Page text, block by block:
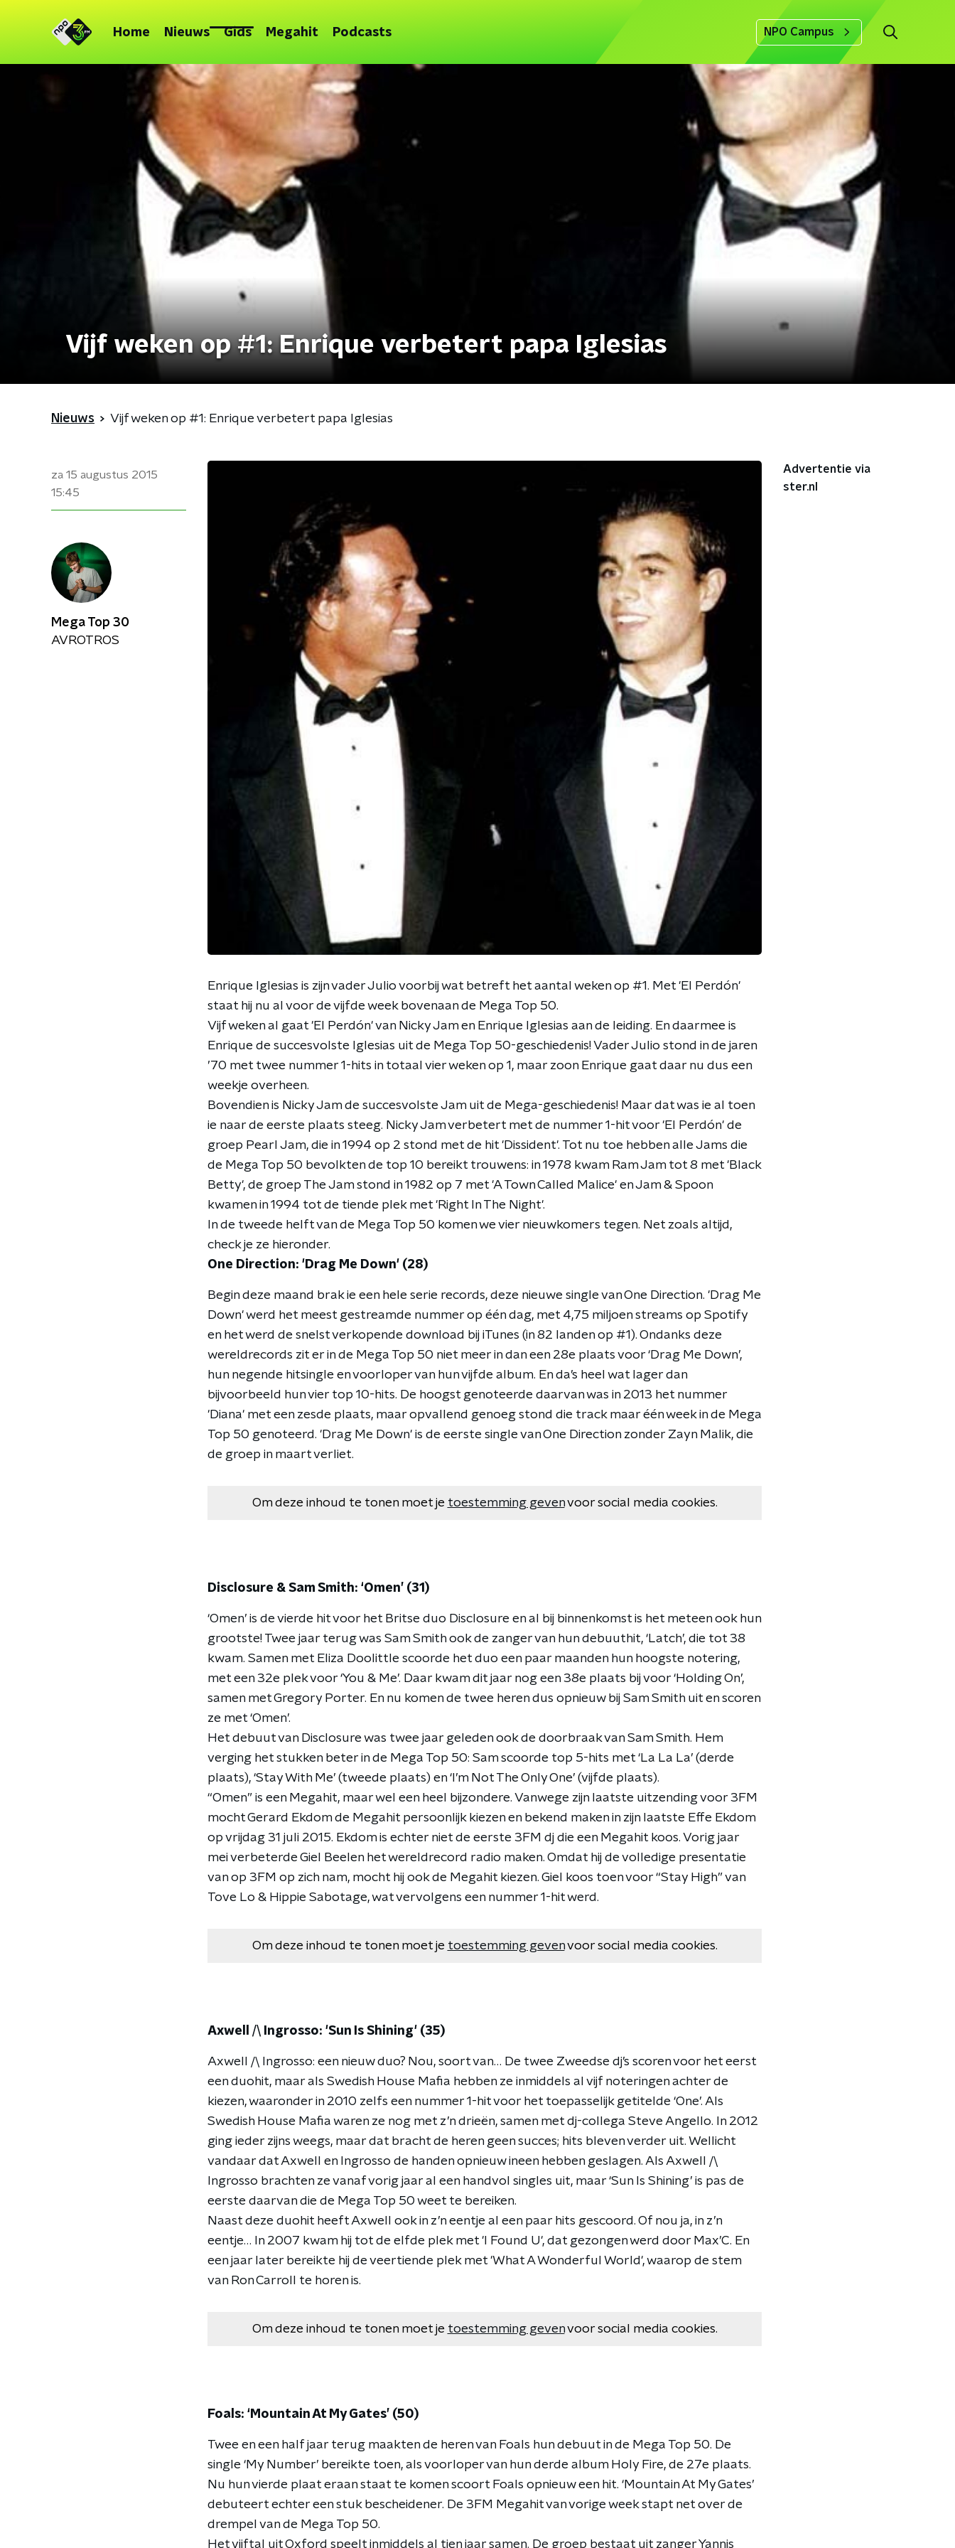
Home Nieuws Gids Megahit Podcasts NPO Campus
Vijf weken op #1: Enrique verbetert papa Iglesias
Nieuws Vijf weken op #1: Enrique verbetert papa Iglesias
za 15 augustus 2015
15:45
Enrique Iglesias is zijn vader Julio voorbij wat betreft het aantal weken op #1. Met 'El Perdón'
staat hij nu al voor de vijfde week bovenaan de Mega Top 50.
Vijf weken al gaat 'El Perdón' van Nicky Jam en Enrique Iglesias aan de leiding. En daarmee is
Enrique de succesvolste Iglesias uit de Mega Top 50-geschiedenis! Vader Julio stond in de jaren
’70 met twee nummer 1-hits in totaal vier weken op 1, maar zoon Enrique gaat daar nu dus een
weekje overheen.
Bovendien is Nicky Jam de succesvolste Jam uit de Mega-geschiedenis! Maar dat was ie al toen
ie naar de eerste plaats steeg. Nicky Jam verbetert met de nummer 1-hit voor 'El Perdón' de
groep Pearl Jam, die in 1994 op 2 stond met de hit 'Dissident'. Tot nu toe hebben alle Jams die
de Mega Top 50 bevolkten de top 10 bereikt trouwens: in 1978 kwam Ram Jam tot 8 met 'Black
Betty', de groep The Jam stond in 1982 op 7 met 'A Town Called Malice' en Jam & Spoon
kwamen in 1994 tot de tiende plek met 'Right In The Night'.
In de tweede helft van de Mega Top 50 komen we vier nieuwkomers tegen. Net zoals altijd,
check je ze hieronder.
One Direction: 'Drag Me Down' (28)
Begin deze maand brak ie een hele serie records, deze nieuwe single van One Direction. 'Drag Me
Down' werd het meest gestreamde nummer op één dag, met 4,75 miljoen streams op Spotify
en het werd de snelst verkopende download bij iTunes (in 82 landen op #1). Ondanks deze
wereldrecords zit er in de Mega Top 50 niet meer in dan een 28e plaats voor ‘Drag Me Down’,
hun negende hitsingle en voorloper van hun vijfde album. En da’s heel wat lager dan
bijvoorbeeld hun vier top 10-hits. De hoogst genoteerde daarvan was in 2013 het nummer
'Diana' met een zesde plaats, maar opvallend genoeg stond die track maar één week in de Mega
Top 50 genoteerd. 'Drag Me Down' is de eerste single van One Direction zonder Zayn Malik, die
de groep in maart verliet.
Om deze inhoud te tonen moet je toestemming gevenvoor social media cookies.
Disclosure & Sam Smith: ‘Omen’ (31)
‘Omen’ is de vierde hit voor het Britse duo Disclosure en al bij binnenkomst is het meteen ook hun
grootste! Twee jaar terug was Sam Smith ook de zanger van hun debuuthit, ‘Latch’, die tot 38
kwam. Samen met Eliza Doolittle scoorde het duo een paar maanden hun hoogste notering,
met een 32e plek voor ‘You & Me’. Daar kwam dit jaar nog een 38e plaats bij voor ‘Holding On’,
samen met Gregory Porter. En nu komen de twee heren dus opnieuw bij Sam Smith uit en scoren
ze met ‘Omen’.
Het debuut van Disclosure was twee jaar geleden ook de doorbraak van Sam Smith. Hem
verging het stukken beter in de Mega Top 50: Sam scoorde top 5-hits met ‘La La La’ (derde
plaats), ‘Stay With Me’ (tweede plaats) en ‘I’m Not The Only One’ (vijfde plaats).
“Omen” is een Megahit, maar wel een heel bijzondere. Vanwege zijn laatste uitzending voor 3FM
mocht Gerard Ekdom de Megahit persoonlijk kiezen en bekend maken in zijn laatste Effe Ekdom
op vrijdag 31 juli 2015. Ekdom is echter niet de eerste 3FM dj die een Megahit koos. Vorig jaar
mei verbeterde Giel Beelen het wereldrecord radio maken. Omdat hij de volledige presentatie
van op 3FM op zich nam, mocht hij ook de Megahit kiezen. Giel koos toen voor “Stay High” van
Tove Lo & Hippie Sabotage, wat vervolgens een nummer 1-hit werd.
Om deze inhoud te tonen moet je toestemming gevenvoor social media cookies.
Axwell /\ Ingrosso: 'Sun Is Shining' (35)
Axwell /\ Ingrosso: een nieuw duo? Nou, soort van… De twee Zweedse dj’s scoren voor het eerst
een duohit, maar als Swedish House Mafia hebben ze inmiddels al vijf noteringen achter de
kiezen, waaronder in 2010 zelfs een nummer 1-hit voor het toepasselijk getitelde ‘One’. Als
Swedish House Mafia waren ze nog met z’n drieën, samen met dj-collega Steve Angello. In 2012
ging ieder zijns weegs, maar dat bracht de heren geen succes; hits bleven verder uit. Wellicht
vandaar dat Axwell en Ingrosso de handen opnieuw ineen hebben geslagen. Als Axwell /\
Ingrosso brachten ze vanaf vorig jaar al een handvol singles uit, maar ‘Sun Is Shining’ is pas de
eerste daarvan die de Mega Top 50 weet te bereiken.
Naast deze duohit heeft Axwell ook in z’n eentje al een paar hits gescoord. Of nou ja, in z’n
eentje… In 2007 kwam hij tot de elfde plek met 'I Found U', dat gezongen werd door Max’C. En
een jaar later bereikte hij de veertiende plek met 'What A Wonderful World', waarop de stem
van Ron Carroll te horen is.
Om deze inhoud te tonen moet je toestemming gevenvoor social media cookies.
Foals: ‘Mountain At My Gates’ (50)
Twee en een half jaar terug maakten de heren van Foals hun debuut in de Mega Top 50. De
single ‘My Number’ bereikte toen, als voorloper van hun derde album Holy Fire, de 27e plaats.
Nu hun vierde plaat eraan staat te komen scoort Foals opnieuw een hit. ‘Mountain At My Gates’
debuteert echter een stuk bescheidener. De 3FM Megahit van vorige week stapt net over de
drempel van de Mega Top 50.
Het vijftal uit Oxford speelt inmiddels al tien jaar samen. De groep bestaat uit zanger Yannis
Advertentie via
ster.nl
Mega Top 30
AVROTROS